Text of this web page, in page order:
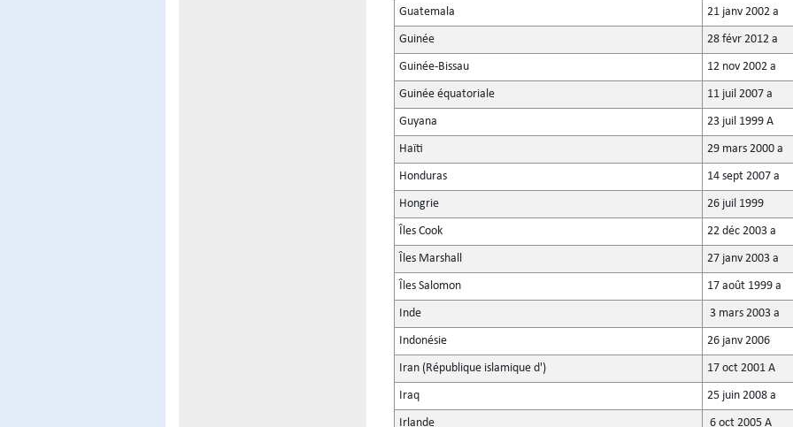
Guatemala 21 janv 2002 a
Guinée 28 févr 2012 a
Guinée-Bissau 12 nov 2002 a
Guinée équatoriale 11 juil 2007 a
Guyana 23 juil 1999 A
Haïti 29 mars 2000 a
Honduras 14 sept 2007 a
Hongrie 26 juil 1999
Îles Cook 22 déc 2003 a
Îles Marshall 27 janv 2003 a
Îles Salomon 17 août 1999 a
Inde 3 mars 2003 a
Indonésie 26 janv 2006
Iran (République islamique d') 17 oct 2001 A
Iraq 25 juin 2008 a
Irlande 6 oct 2005 A